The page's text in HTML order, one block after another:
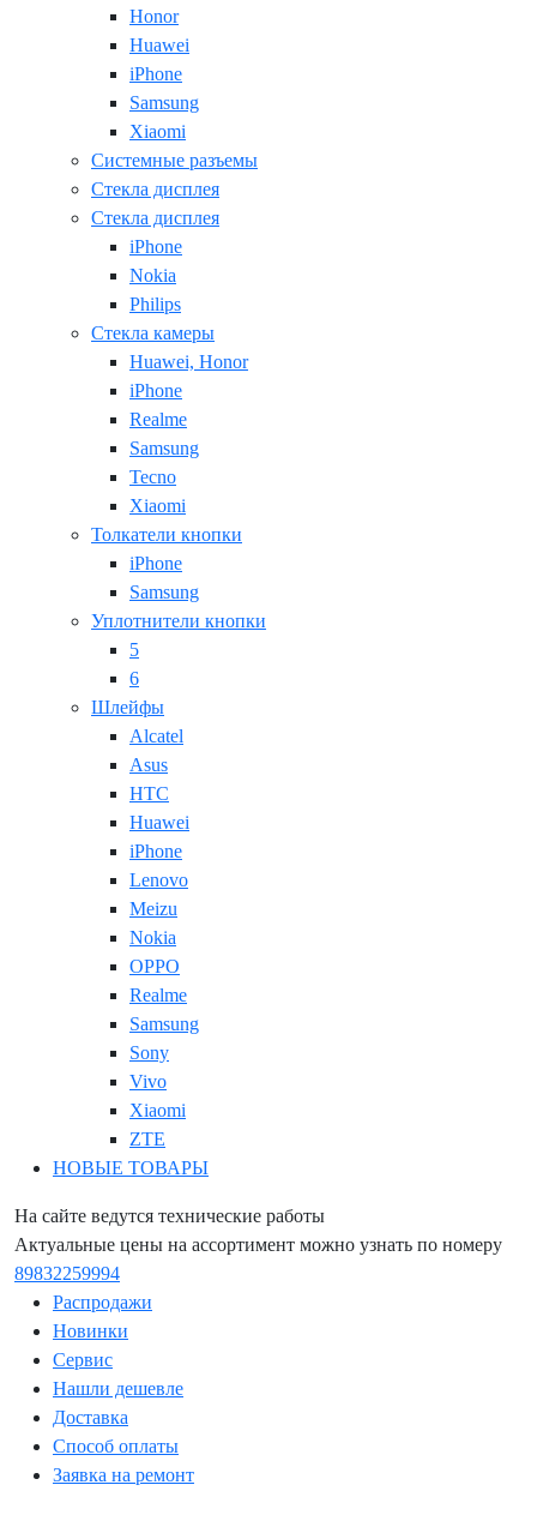
Honor
Huawei
iPhone
Samsung
Xiaomi
Системные разъемы
Стекла дисплея
Стекла дисплея
iPhone
Nokia
Philips
Стекла камеры
Huawei, Honor
iPhone
Realme
Samsung
Tecno
Xiaomi
Толкатели кнопки
iPhone
Samsung
Уплотнители кнопки
5
6
Шлейфы
Alcatel
Asus
HTC
Huawei
iPhone
Lenovo
Meizu
Nokia
OPPO
Realme
Samsung
Sony
Vivo
Xiaomi
ZTE
НОВЫЕ ТОВАРЫ
На сайте ведутся технические работы
Актуальные цены на ассортимент можно узнать по номеру
89832259994
Распродажи
Новинки
Сервис
Нашли дешевле
Доставка
Способ оплаты
Заявка на ремонт